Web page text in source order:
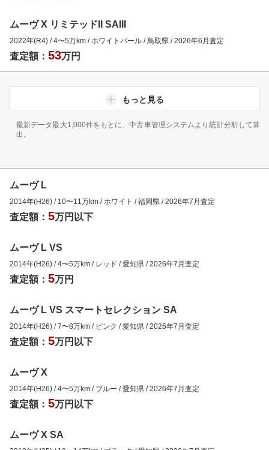
ムーヴ X リミテッドII SAIII
2022年(R4) /4〜5万km / ホワイトパール / 鳥取県 /2026年6月査定
査定額： 53万円
もっと見る
最新データ最大1,000件をもとに、中古車管理システムより統計分析して算
出。
ムーヴ L
2014年(H26) / 10〜11 万km / ホワイト /福岡県 /2026年7月査定
査定額： 5万円以下
ムーヴ L VS
2014年(H26) /4〜5万km / レッド /愛知県 /2026年7月査定
査定額： 5万円
ムーヴ L VS スマートセレクション SA
2014年(H26) /7〜8万km / ピンク /愛知県 /2026年7月査定
査定額： 5万円以下
ムーヴ X
2014年(H26) /4〜5万km / ブルー /愛知県 /2026年7月査定
査定額： 5万円以下
ムーヴ X SA